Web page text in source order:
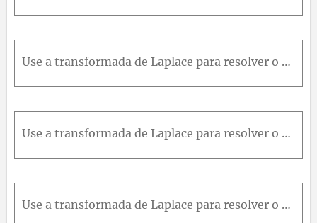
Use a transformada de Laplace para resolver o problema de valor inicial dado. y ' ' + ω 2 y = cos ⁡ 2 t ,o n d eω 2 ≠ 4 ; y 0 = 1 ,y ' 0 = 0
Use a transformada de Laplace para resolver o problema de valor inicial dado.y^4 - 4y = 0; y(0) = 1, y'(0) = 0, y''(0) = -2 e y'''(0) = 0
Use a transformada de Laplace para resolver o problema de valor inicial dado.y'' - 2y' + 2y = cos(t), se y(0) = 1; y'(0) = 0